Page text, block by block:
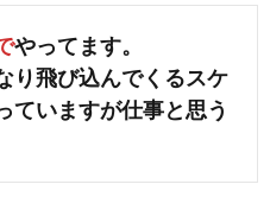
やってます。
り飛び込んでくるスケ
ていますが仕事と思う